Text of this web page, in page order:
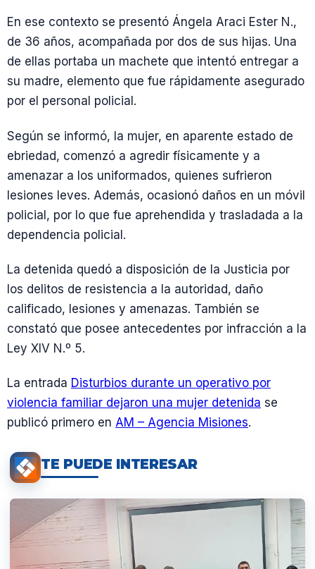
En ese contexto se presentó Ángela Araci Ester N.,
de 36 años, acompañada por dos de sus hijas. Una
de ellas portaba un machete que intentó entregar a
su madre, elemento que fue rápidamente asegurado
por el personal policial.
Según se informó, la mujer, en aparente estado de
ebriedad, comenzó a agredir físicamente y a
amenazar a los uniformados, quienes sufrieron
lesiones leves. Además, ocasionó daños en un móvil
policial, por lo que fue aprehendida y trasladada a la
dependencia policial.
La detenida quedó a disposición de la Justicia por
los delitos de resistencia a la autoridad, daño
calificado, lesiones y amenazas. También se
constató que posee antecedentes por infracción a la
Ley XIV N.º 5.
La entrada Disturbios durante un operativo por
violencia familiar dejaron una mujer detenida se
publicó primero en AM – Agencia Misiones.
TE PUEDE INTERESAR